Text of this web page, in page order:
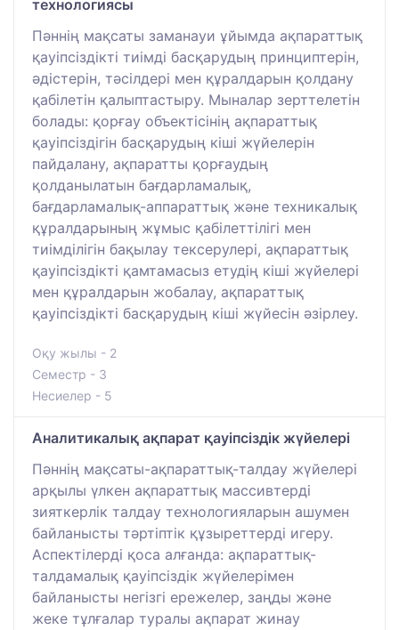
технологиясы
Пәннің мақсаты заманауи ұйымда ақпараттық
қауіпсіздікті тиімді басқарудың принциптерін,
әдістерін, тәсілдері мен құралдарын қолдану
қабілетін қалыптастыру. Мыналар зерттелетін
болады: қорғау объектісінің ақпараттық
қауіпсіздігін басқарудың кіші жүйелерін
пайдалану, ақпаратты қорғаудың
қолданылатын бағдарламалық,
бағдарламалық-аппараттық және техникалық
құралдарының жұмыс қабілеттілігі мен
тиімділігін бақылау тексерулері, ақпараттық
қауіпсіздікті қамтамасыз етудің кіші жүйелері
мен құралдарын жобалау, ақпараттық
қауіпсіздікті басқарудың кіші жүйесін әзірлеу.
Оқу жылы - 2
Семестр - 3
Несиелер - 5
Аналитикалық ақпарат қауіпсіздік жүйелері
Пәннің мақсаты-ақпараттық-талдау жүйелері
арқылы үлкен ақпараттық массивтерді
зияткерлік талдау технологияларын ашумен
байланысты тәртіптік құзыреттерді игеру.
Аспектілерді қоса алғанда: ақпараттық-
талдамалық қауіпсіздік жүйелерімен
байланысты негізгі ережелер, заңды және
жеке тұлғалар туралы ақпарат жинау